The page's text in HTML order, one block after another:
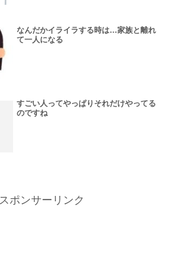
なんだかイライラする時は…家族と離れ
て一人になる
すごい人ってやっぱりそれだけやってる
のですね
スポンサーリンク